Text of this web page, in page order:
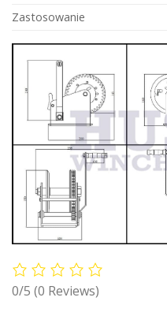
Zastosowanie
0/5 (0 Reviews)